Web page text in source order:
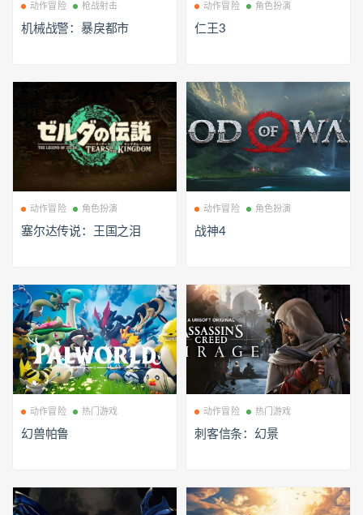
动作冒险 枪战射击
机械战警：暴戾都市
动作冒险 角色扮演
仁王3
动作冒险 角色扮演
塞尔达传说：王国之泪
动作冒险 角色扮演
战神4
动作冒险 热门游戏
幻兽帕鲁
动作冒险 热门游戏
刺客信条：幻景